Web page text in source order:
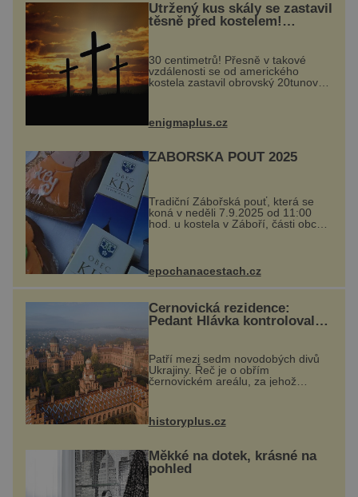
Utržený kus skály se zastavil
těsně před kostelem!
Ochránila ho boží síla?
30 centimetrů! Přesně v takové
vzdálenosti se od amerického
kostela zastavil obrovský 20tunový
při její demolici. Podle místních stojí
...
enigmaplus.cz
ZÁBOŘSKÁ POUŤ 2025
Tradiční Zábořská pouť, která se
koná v neděli 7.9.2025 od 11:00
hod. u kostela v Záboří, části obce
Kly u Mělníka. V programu
naleznete komentovanou prohlídku
atrakce...
epochanacestach.cz
Černovická rezidence:
Pedant Hlávka kontroloval
Patří mezi sedm novodobých divů
Ukrajiny. Řeč je o obřím
černovickém areálu, za jehož
vznikem stál slavný český architekt
Josef Hlávka. Ten si na něm dal
mimořádně záležet. Jeho stavební
plány by při ...
historyplus.cz
Měkké na dotek, krásné na
pohled